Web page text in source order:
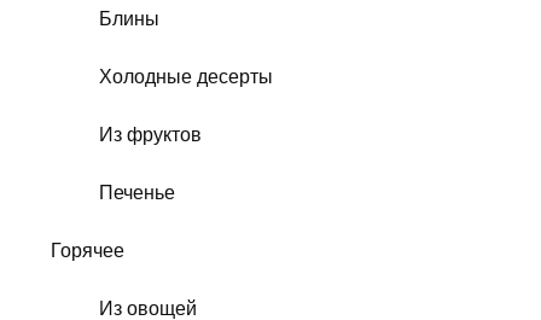
Блины
Холодные десерты
Из фруктов
Печенье
Горячее
Из овощей